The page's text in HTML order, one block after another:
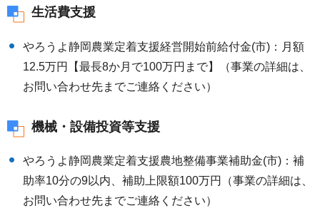
生活費支援
やろうよ静岡農業定着支援経営開始前給付金(市)：月額
12.5万円【最長8か月で100万円まで】（事業の詳細は、
お問い合わせ先までご連絡ください）
機械・設備投資等支援
やろうよ静岡農業定着支援農地整備事業補助金(市)：補
助率10分の9以内、補助上限額100万円（事業の詳細は、
お問い合わせ先までご連絡ください）